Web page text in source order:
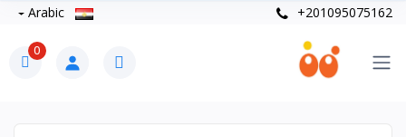
+201095075162
0